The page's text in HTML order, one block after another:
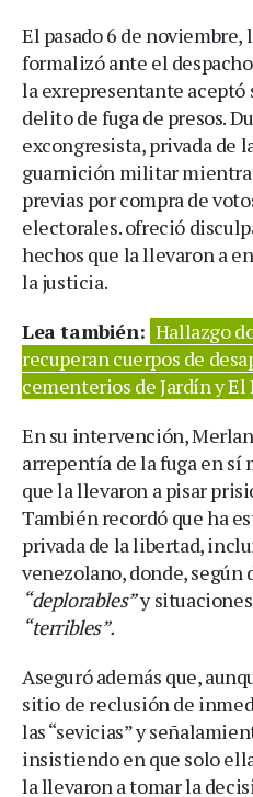
El pasado 6 de noviembre,
formalizó ante el
la exrepresentante aceptó
delito de fuga de presos.
excongresista, privada de
guarnición militar
previas por compra de
electorales. ofreció
hechos que la llevaron a
la justicia.
Lea también: Hallazgo
recuperan cuerpos de
cementerios de Jardín y El
En su intervención,
arrepentía de la fuga en sí
que la llevaron a pisar
También recordó que ha
privada de la libertad,
venezolano, donde,
“deplorables”y
“terribles”.
Aseguró además que,
sitio de reclusión de
las “sevicias” y
insistiendo en que solo
la llevaron a tomar la